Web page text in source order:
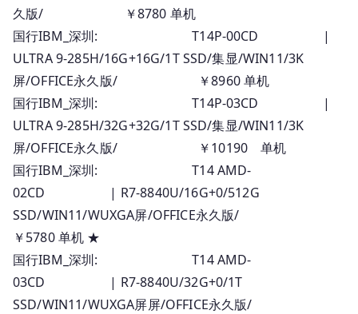
久版/ ￥8780 单机
国行IBM_深圳: T14P-00CD |
ULTRA 9-285H/16G+16G/1T SSD/集显/WIN11/3K
屏/OFFICE永久版/ ￥8960 单机
国行IBM_深圳: T14P-03CD |
ULTRA 9-285H/32G+32G/1T SSD/集显/WIN11/3K
屏/OFFICE永久版/ ￥10190 单机
国行IBM_深圳: T14 AMD-
02CD | R7-8840U/16G+0/512G
SSD/WIN11/WUXGA屏/OFFICE永久版/
￥5780 单机 ★
国行IBM_深圳: T14 AMD-
03CD | R7-8840U/32G+0/1T
SSD/WIN11/WUXGA屏屏/OFFICE永久版/